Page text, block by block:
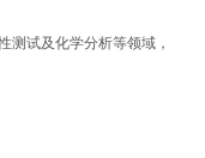
测试及化学分析等领域，